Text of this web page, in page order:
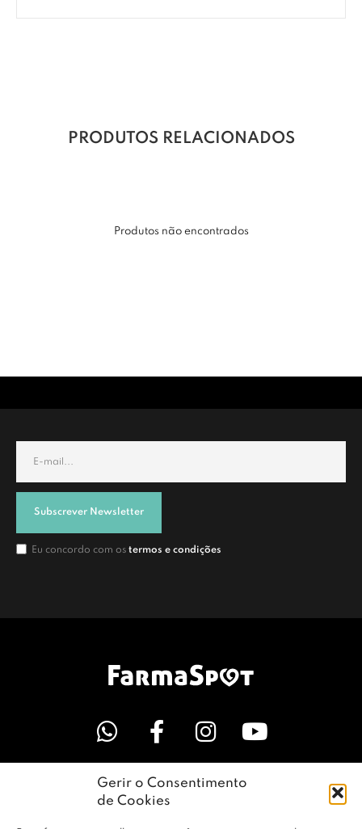
Gerir o Consentimento
de Cookies
PRODUTOS RELACIONADOS
Produtos não encontrados
Subscrever Newsletter
Eu concordo com os termos e condições
LINKS ÚTEIS